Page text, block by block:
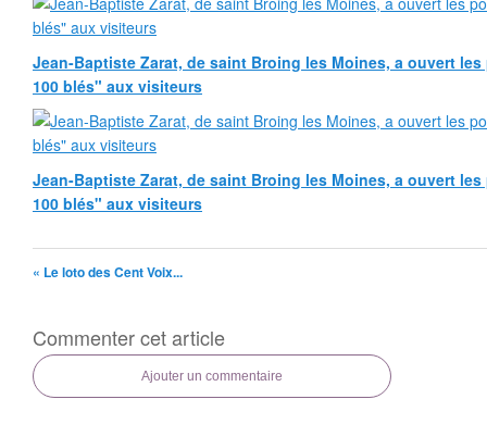
Jean-Baptiste Zarat, de saint Broing les Moines, a ouvert
100 blés" aux visiteurs
Jean-Baptiste Zarat, de saint Broing les Moines, a ouvert
100 blés" aux visiteurs
« Le loto des Cent Voix...
Commenter cet article
Ajouter un commentaire